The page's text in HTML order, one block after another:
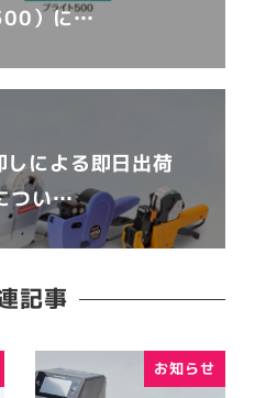
）に…
による即日出荷
つい…
記事
お知らせ